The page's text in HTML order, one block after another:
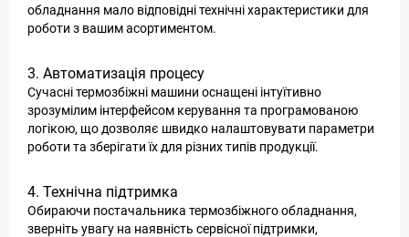
обладнання мало відповідні технічні характеристики для
роботи з вашим асортиментом.
3. Автоматизація процесу
Сучасні термозбіжні машини оснащені інтуїтивно
зрозумілим інтерфейсом керування та програмованою
логікою, що дозволяє швидко налаштовувати параметри
роботи та зберігати їх для різних типів продукції.
4. Технічна підтримка
Обираючи постачальника термозбіжного обладнання,
зверніть увагу на наявність сервісної підтримки,